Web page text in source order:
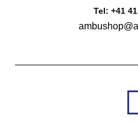
Tel: +41